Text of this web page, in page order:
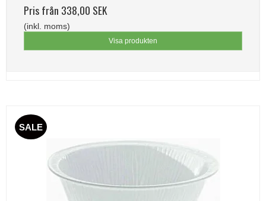
Pris från 338,00 SEK
(inkl. moms)
Visa produkten
SALE